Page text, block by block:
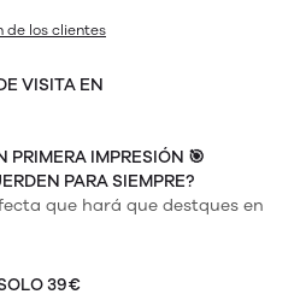
de los clientes
VISITA EN
PRIMERA IMPRESIÓN 🎯
PARA SIEMPRE?
que hará que destques en
39€